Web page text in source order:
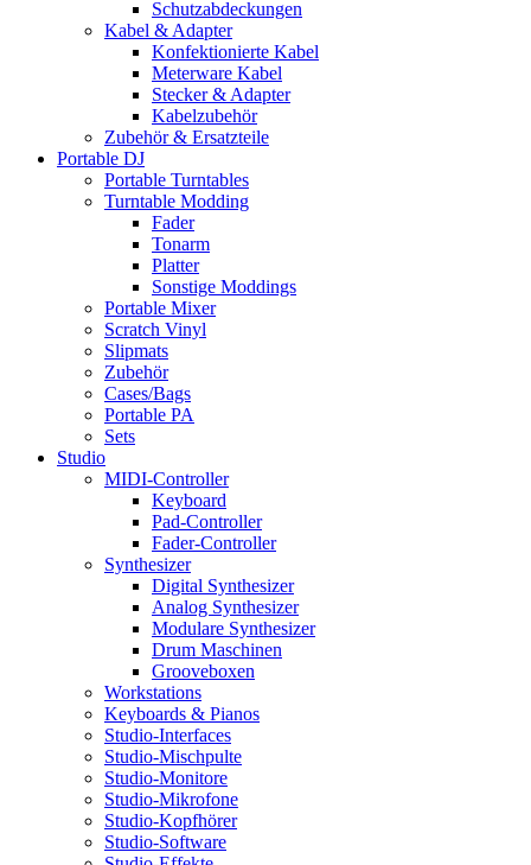
Schutzabdeckungen
Kabel & Adapter
Konfektionierte Kabel
Meterware Kabel
Stecker & Adapter
Kabelzubehör
Zubehör & Ersatzteile
Portable DJ
Portable Turntables
Turntable Modding
Fader
Tonarm
Platter
Sonstige Moddings
Portable Mixer
Scratch Vinyl
Slipmats
Zubehör
Cases/Bags
Portable PA
Sets
Studio
MIDI-Controller
Keyboard
Pad-Controller
Fader-Controller
Synthesizer
Digital Synthesizer
Analog Synthesizer
Modulare Synthesizer
Drum Maschinen
Grooveboxen
Workstations
Keyboards & Pianos
Studio-Interfaces
Studio-Mischpulte
Studio-Monitore
Studio-Mikrofone
Studio-Kopfhörer
Studio-Software